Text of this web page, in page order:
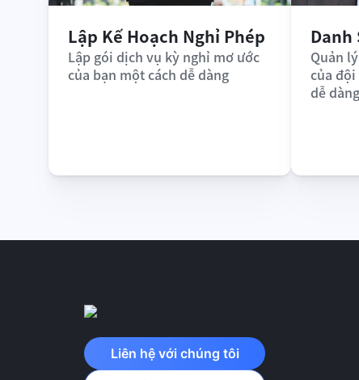
Lập Kế Hoạch Nghỉ Phép
Lập gói dịch vụ kỳ nghỉ mơ ước
của bạn một cách dễ dàng
Danh
Quản
của
dễ dàng
Liên hệ với chúng tôi